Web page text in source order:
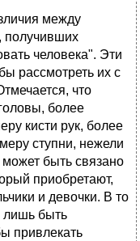
между
получивших
человека". Эти
рассмотреть их с
что
более
кисти рук, более
ступни, нежели
может быть связано
приобретают,
и девочки. В то
лишь быть
привлекать